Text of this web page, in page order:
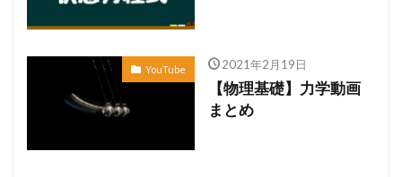
YouTube 2021年2月19日
【物理基礎】力学動画
まとめ